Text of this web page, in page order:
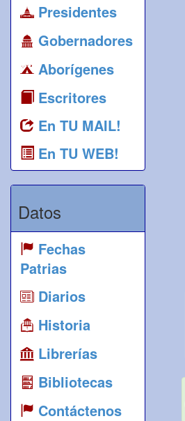
Presidentes
Gobernadores
Aborígenes
Escritores
En TU MAIL!
En TU WEB!
Datos
Fechas
Patrias
Diarios
Historia
Librerías
Bibliotecas
Contáctenos